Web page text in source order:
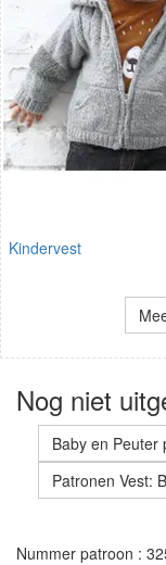
Kindervest
Nog niet
Baby en Peuter
Patronen Vest:
Nummer patroon :